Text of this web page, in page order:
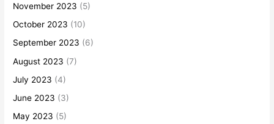
November 2023 (5)
October 2023 (10)
September 2023 (6)
August 2023 (7)
July 2023 (4)
June 2023 (3)
May 2023 (5)